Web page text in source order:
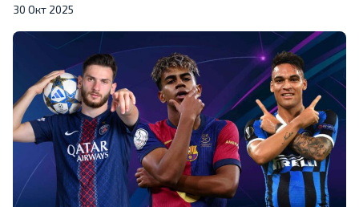
30 Окт 2025